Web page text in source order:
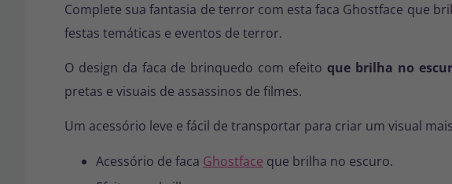
Complete sua fantasia de terror com esta faca Ghostface que
festas temáticas e eventos de terror.
O design da faca de brinquedo com efeito que brilha no
pretas e visuais de assassinos de filmes.
Um acessório leve e fácil de transportar para criar um visual
Acessório de faca Ghostface que brilha no escuro.